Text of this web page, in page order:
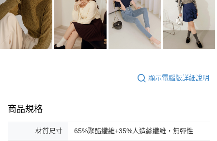
顯示電腦版詳細說明
商品規格
材質尺寸 65%聚酯纖維+35%人造絲纖維，無彈性